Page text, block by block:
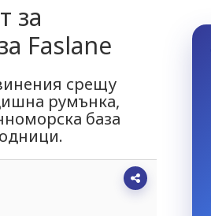
за
Faslane
срещу
румънка,
база